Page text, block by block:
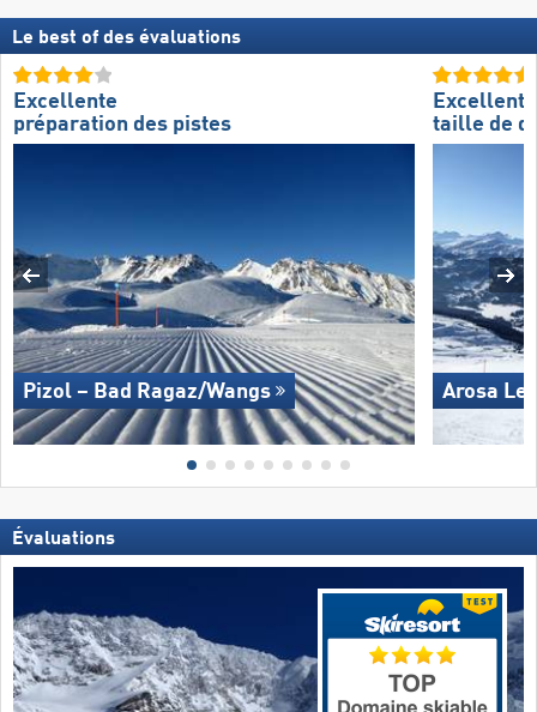
Le best of des évaluations
Excellente
préparation des pistes
Pizol – Bad Ragaz/​Wangs
Excellente
taille de
Arosa
Évaluations